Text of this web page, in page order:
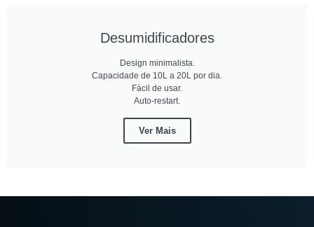
Desumidificadores
Design minimalista.
Capacidade de 10L a 20L por dia.
Fácil de usar.
Auto-restart.
Ver Mais